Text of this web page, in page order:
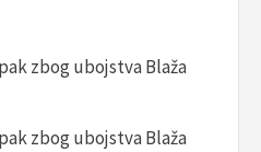
zbog ubojstva Blaža
zbog ubojstva Blaža